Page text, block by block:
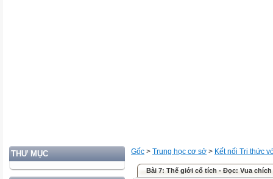
THƯ MỤC Gốc > Trung học cơ sở > Kết nối Tri thức
Bài 7: Thế giới cổ tích - Đọc: Vua chích